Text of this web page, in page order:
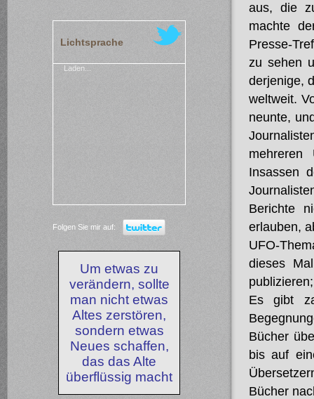
aus, die
machte
Presse-
zu sehen
derjenige,
weltweit.
neunte,
mehreren
Insassen
Berichte
erlauben,
UFO-
dieses
Es gibt
Bücher
bis auf
Bücher
Lichtsprache
Laden...
Folgen Sie mir auf:
Um etwas zu
verändern, sollte
man nicht etwas
Altes zerstören,
sondern etwas
Neues schaffen,
das das Alte
überflüssig macht